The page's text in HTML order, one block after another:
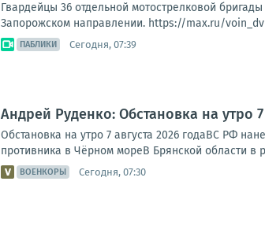
Гвардейцы 36 отдельной мотострелковой
Запорожском направлении. https://max.ru/voin_dv
ПАБЛИКИ Сегодня, 07:39
Андрей Руденко: Обстановка на утро 7
Обстановка на утро 7 августа 2026 годаВС РФ
противника в Чёрном мореВ Брянской области в
ВОЕНКОРЫ Сегодня, 07:30